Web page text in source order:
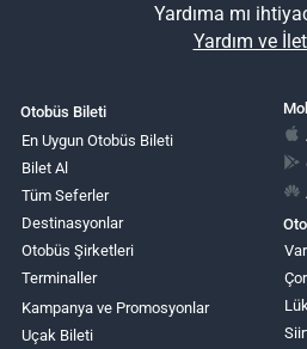
Yardıma mı
Yardım ve
Otobüs Bileti
En Uygun Otobüs Bileti
Bilet Al
Tüm Seferler
Destinasyonlar
Otobüs Şirketleri
Terminaller
Kampanya ve Promosyonlar
Uçak Bileti